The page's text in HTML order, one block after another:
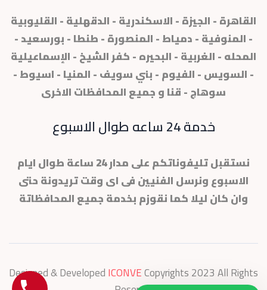
القاهرة - الجيزة - الاسكندرية - الدقهلية - القليوبية
- المنوفية - دمياط - المنصورة - طنطا - بورسعيد -
المحله - الغربية - البحيره - كفر الشيخ - الإسماعيلية
- السويس - الفيوم - بني سويف - المنيا - اسيوط -
سوهاج - قنا و جميع المحافظات الاخرى
خدمة 24 ساعه طوال الاسبوع
نستقبل تليفوناتكم على مدار 24 ساعة طوال ايام
الاسبوع ونرسل الفنيين فى اى وقت تريدونة حتى
وان كان ليلا كما نقوزم بخدمة جميع المحافظاتة
Designed & DevelopedICONVECopyrights 2023 All Rights